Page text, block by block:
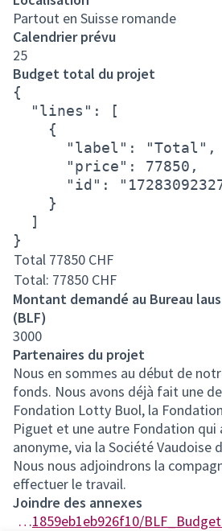
Partout en Suisse romande
Calendrier prévu
25
Budget total du projet
{
  "lines": [
    {
      "label": "Total",
      "price": 77850,
"id":
    }
  ]
}
Total 77850 CHF
Total: 77850 CHF
Montant demandé au Bureau
(BLF)
3000
Partenaires du projet
Nous en sommes au début de
fonds. Nous avons déjà fait une
Fondation Lotty Buol, la
Piguet et une autre Fondation qui
anonyme, via la Société Vaudoise
Nous nous adjoindrons la
effectuer le travail.
Joindre des annexes
https://participer.lausanne.ch/rails/active_storage/blobs/redirect/eyJfcmFpbHMiOnsibWVzc2FnZSI6IkJBaHBBcjBkIiwiZXhwIjpudWxsLCJwdXIiOiJibG9iX2lkIn19--7616c621d1dd8355cb7e004eb1859eb1eb926f10/BLF_Budget_Temps_AppliSuperMamans2024.pdf